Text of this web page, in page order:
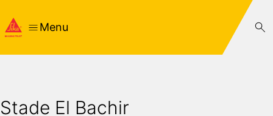
Menu
Stade El Bachir